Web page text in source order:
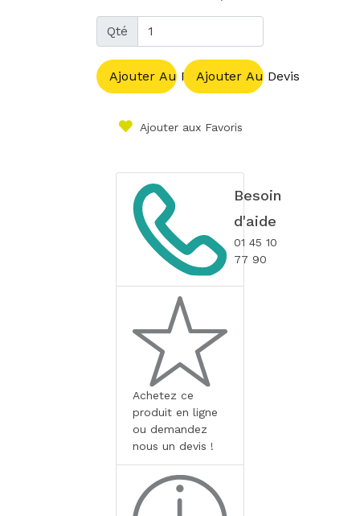
Qté
Ajouter Au PanierAjouter Au Devis
Ajouter aux Favoris
Besoin
d'aide
01 45 10
77 90
Achetez ce
produit en ligne
ou demandez
nous un devis !